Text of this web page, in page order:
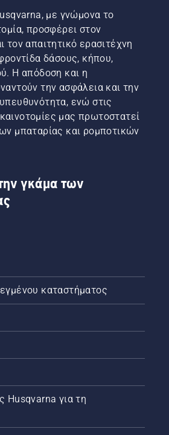
με γνώμονα το
προσφέρει στον
τον απαιτητικό ερασιτέχνη
δάσους, κήπου,
Η απόδοση και η
την ασφάλεια και την
ενώ στις
μας πρωτοστατεί
μπαταρίας και ρομποτικών
γκάμα των
καταστήματος
Husqvarna για τη